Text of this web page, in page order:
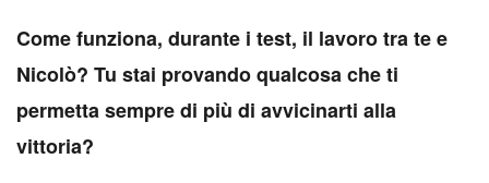
Come funziona, durante i test, il lavoro tra te e
Nicolò? Tu stai provando qualcosa che ti
permetta sempre di più di avvicinarti alla
vittoria?